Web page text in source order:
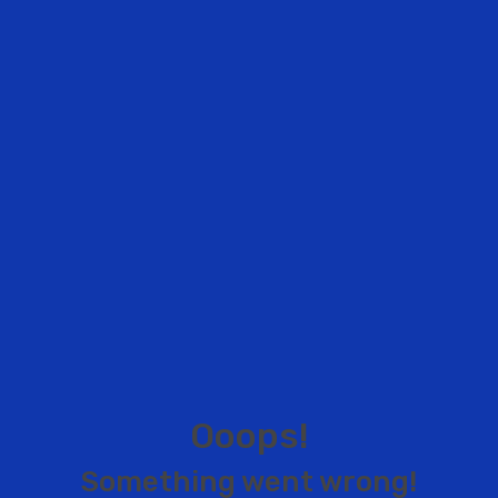
Ooops!
Something went wrong!